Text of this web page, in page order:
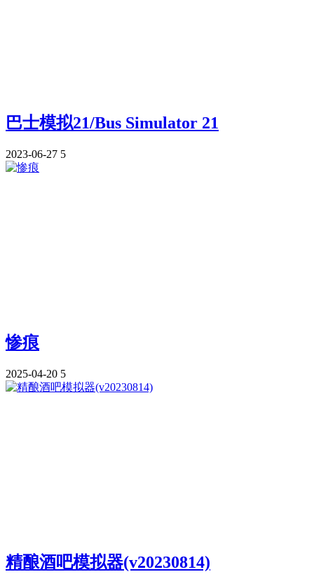
巴士模拟21/Bus Simulator 21
2023-06-27 5
惨痕
2025-04-20 5
精酿酒吧模拟器(v20230814)